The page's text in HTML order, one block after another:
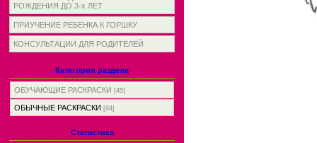
РОЖДЕНИЯ ДО 3-х ЛЕТ
ПРИУЧЕНИЕ РЕБЕНКА К ГОРШКУ
КОНСУЛЬТАЦИИ ДЛЯ РОДИТЕЛЕЙ
Категории раздела
ОБУЧАЮЩИЕ РАСКРАСКИ [45]
ОБЫЧНЫЕ РАСКРАСКИ [84]
Статистика